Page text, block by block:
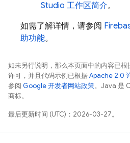
Studio 工作区简介。
如需了解详情，请参阅
助功能。
如未另行说明，那么本页面中的内容已根
许可，并且代码示例已根据Apache 2.0
参阅 Google 开发者网站政策。Java 是
商标。
最后更新时间 (UTC)：2026-03-27。